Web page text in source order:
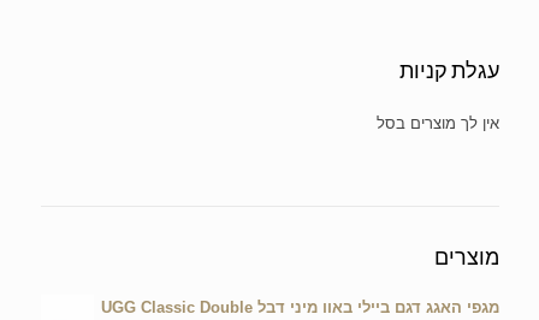
עגלת קניות
מוצרים
מגפי האגג דגם ביילי באוו מיני דבל UGG Classic Double